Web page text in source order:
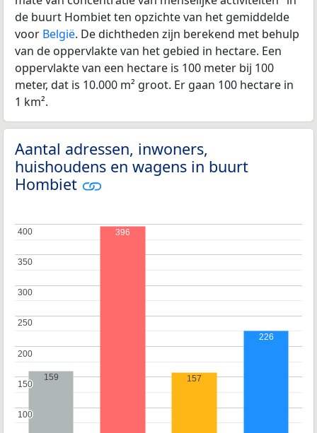
de buurt Hombiet ten opzichte van het gemiddelde
voor België. De dichtheden zijn berekend met behulp
van de oppervlakte van het gebied in hectare. Een
oppervlakte van een hectare is 100 meter bij 100
meter, dat is 10.000 m² groot. Er gaan 100 hectare in
1 km².
Aantal adressen, inwoners,
huishoudens en wagens in buurt
Hombiet
100
100
150
150
200
200
250
250
300
300
350
350
400
400
159
396
157
226